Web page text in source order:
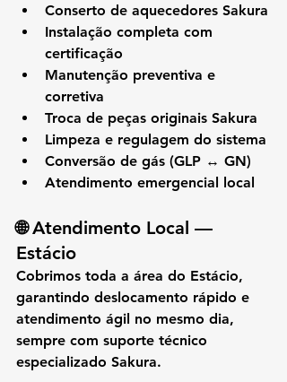
Conserto de aquecedores Sakura
Instalação completa com
certificação
Manutenção preventiva e
corretiva
Troca de peças originais Sakura
Limpeza e regulagem do sistema
Conversão de gás (GLP ↔ GN)
Atendimento emergencial local
🌐 Atendimento Local —
Estácio
Cobrimos toda a área do Estácio,
garantindo deslocamento rápido e
atendimento ágil no mesmo dia,
sempre com suporte técnico
especializado Sakura.